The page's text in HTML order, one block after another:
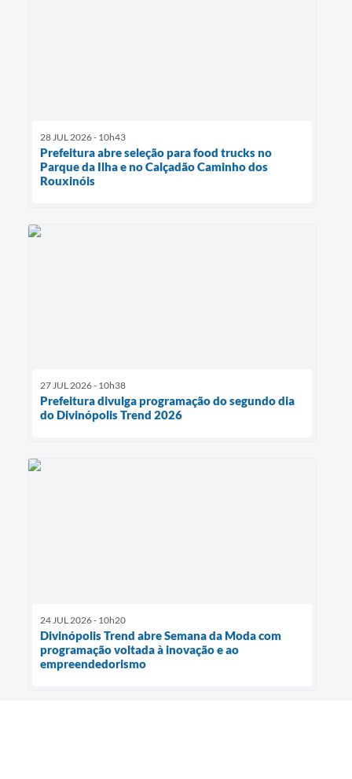
28 JUL 2026 - 10h43
Prefeitura abre seleção para food trucks no
Parque da Ilha e no Calçadão Caminho dos
Rouxinóis
27 JUL 2026 - 10h38
Prefeitura divulga programação do segundo dia
do Divinópolis Trend 2026
24 JUL 2026 - 10h20
Divinópolis Trend abre Semana da Moda com
programação voltada à inovação e ao
empreendedorismo